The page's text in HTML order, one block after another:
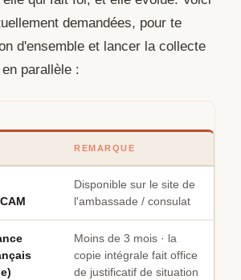
demandées, pour te
d'ensemble et lancer la collecte
parallèle :
REMARQUE
Disponible sur le site de
l'ambassade / consulat
Moins de 3 mois · la
copie intégrale fait office
de justificatif de situation